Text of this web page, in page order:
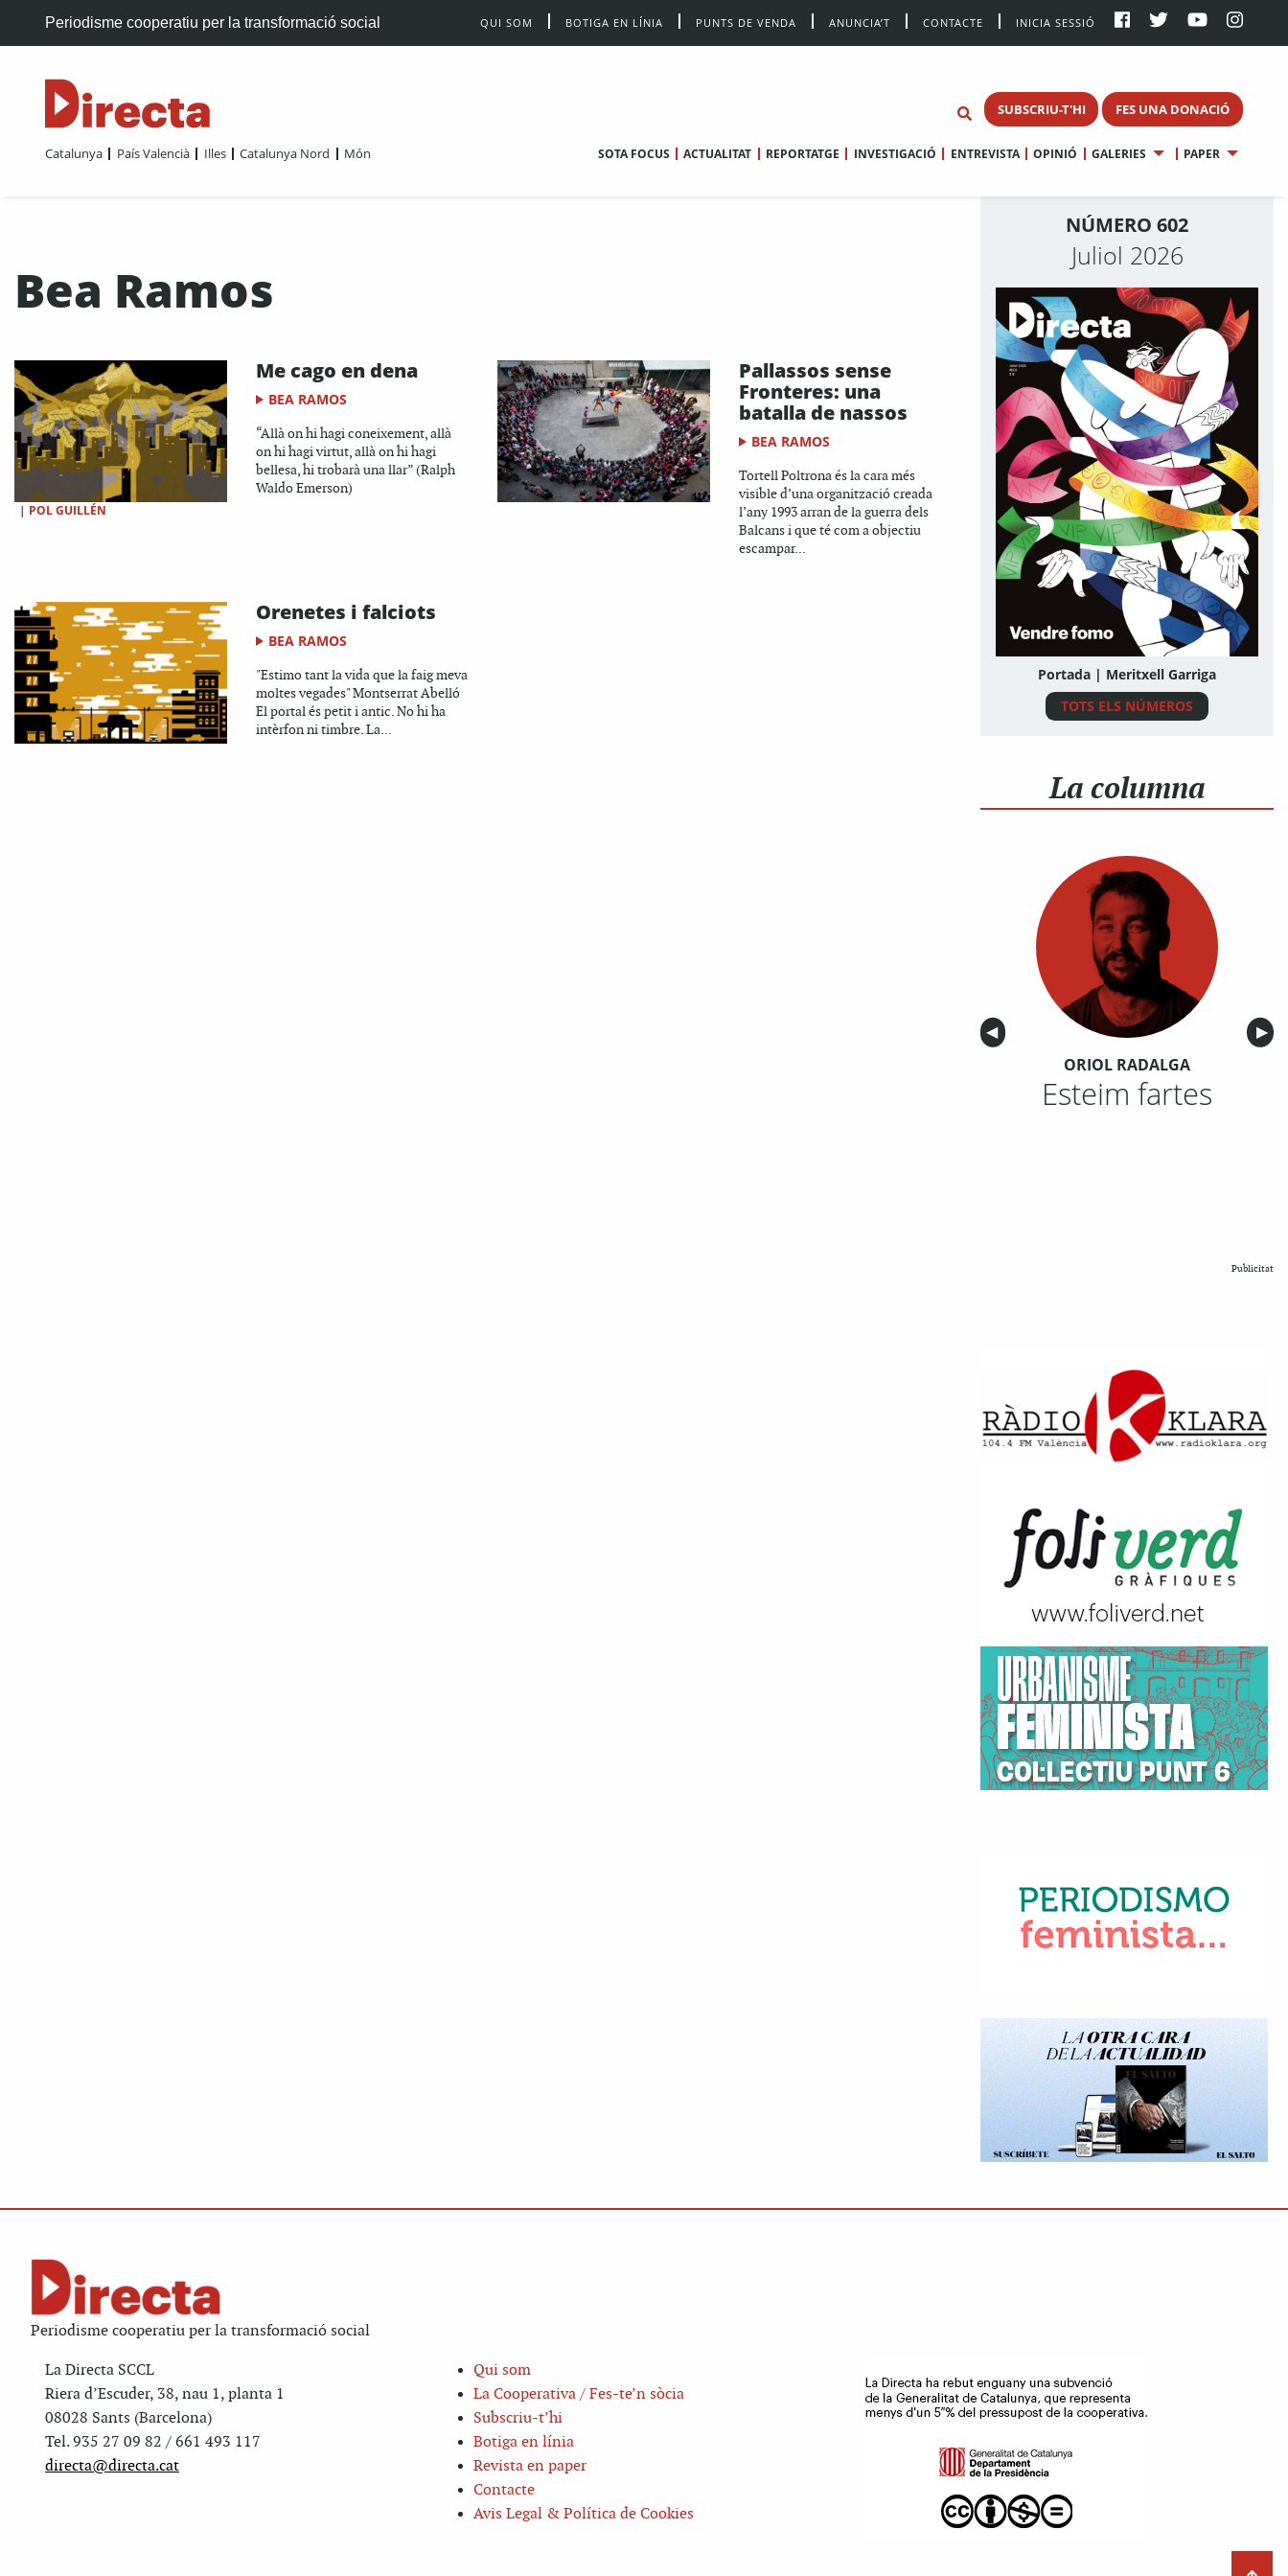
Periodisme cooperatiu per la transformació social QUI SOM BOTIGA EN LÍNIA PUNTS DE VENDA ANUNCIA’T CONTACTE INICIA SESSIÓ
SUBSCRIU-T'HI FES UNA DONACIÓ
Catalunya País Valencià Illes Catalunya Nord Món SOTA FOCUS ACTUALITAT REPORTATGE INVESTIGACIÓ ENTREVISTA OPINIÓ GALERIES PAPER
Bea Ramos
| POL GUILLÉN
Me cago en dena
BEA RAMOS
“Allà on hi hagi coneixement, allà
on hi hagi virtut, allà on hi hagi
bellesa, hi trobarà una llar” (Ralph
Waldo Emerson)
Pallassos sense
Fronteres: una
batalla de nassos
BEA RAMOS
Tortell Poltrona és la cara més
visible d’una organització creada
l’any 1993 arran de la guerra dels
Balcans i que té com a objectiu
escampar...
Orenetes i falciots
BEA RAMOS
"Estimo tant la vida que la faig meva
moltes vegades" Montserrat Abelló
El portal és petit i antic. No hi ha
intèrfon ni timbre. La...
NÚMERO 602
Juliol 2026
Portada | Meritxell Garriga
TOTS ELS NÚMEROS
La columna
Anterior
◀︎ ▶︎
ORIOL RADALGA
Esteim fartes
Publicitat
Periodisme cooperatiu per la transformació social
La Directa SCCL
Riera d’Escuder, 38, nau 1, planta 1
08028 Sants (Barcelona)
Tel. 935 27 09 82 / 661 493 117
directa@directa.cat
Qui som
La Cooperativa / Fes-te’n sòcia
Subscriu-t’hi
Botiga en línia
Revista en paper
Contacte
Avis Legal & Política de Cookies